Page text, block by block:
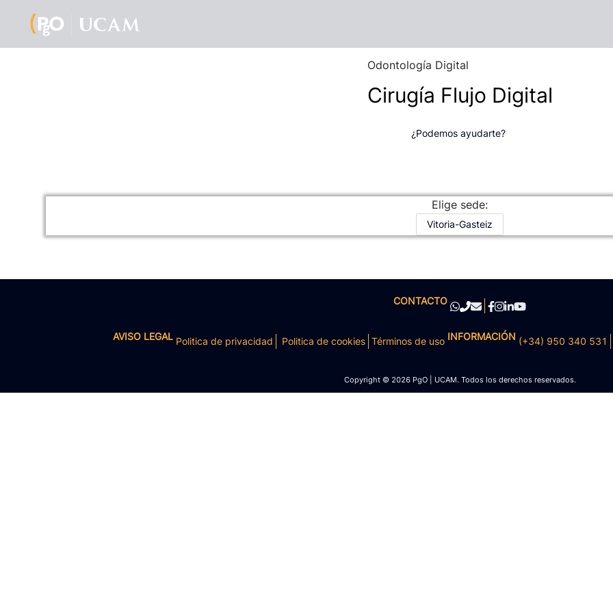
Odontología Digital
Cirugía Flujo Digital
¿Podemos ayudarte?
Elige sede:
Vitoria-Gasteiz
CONTACTO
AVISO LEGALPolitica de privacidad Politica de cookies Términos de uso INFORMACIÓN (+34) 950 340 531
Copyright © 2026 PgO | UCAM. Todos los derechos reservados.